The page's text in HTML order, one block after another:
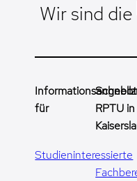
Wir sind die
Informationsangebot
für
Studieninteressierte
RPTU in